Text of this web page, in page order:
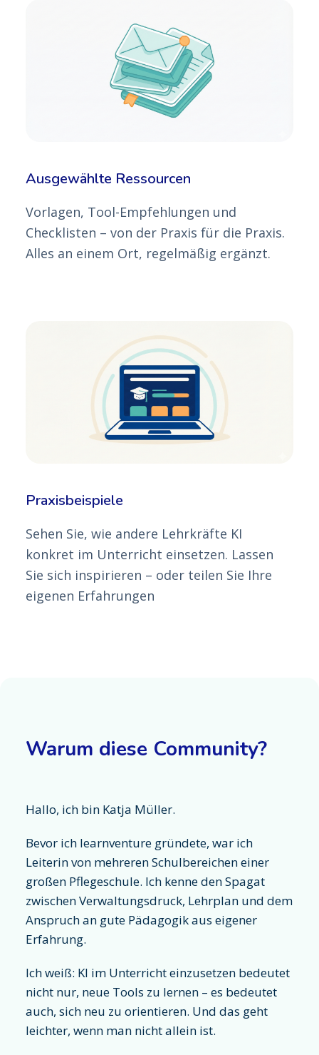
Ausgewählte Ressourcen
Vorlagen, Tool-Empfehlungen und
Checklisten – von der Praxis für die Praxis.
Alles an einem Ort, regelmäßig ergänzt.
Praxisbeispiele
Sehen Sie, wie andere Lehrkräfte KI
konkret im Unterricht einsetzen. Lassen
Sie sich inspirieren – oder teilen Sie Ihre
eigenen Erfahrungen
Warum diese Community?
Hallo, ich bin Katja Müller.
Bevor ich learnventure gründete, war ich
Leiterin von mehreren Schulbereichen einer
großen Pflegeschule. Ich kenne den Spagat
zwischen Verwaltungsdruck, Lehrplan und dem
Anspruch an gute Pädagogik aus eigener
Erfahrung.
Ich weiß: KI im Unterricht einzusetzen bedeutet
nicht nur, neue Tools zu lernen – es bedeutet
auch, sich neu zu orientieren. Und das geht
leichter, wenn man nicht allein ist.